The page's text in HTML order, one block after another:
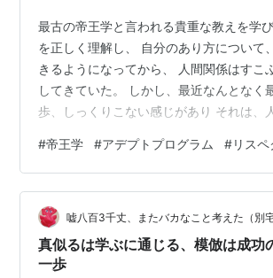
最古の帝王学と言われる貴重な教えを学
を正しく理解し、 自分のあり方について
きるようになってから、 人間関係はすこ
してきていた。 しかし、最近なんとなく
歩、しっくりこない感じがあり それは、
ないのかもしれないと思っていた。 先日
て瞑想をしていたら、ある言葉が浮かん
ペクト』 日本語に訳すと、「尊敬」とも
し意味合いが違うようだった。 尊敬とい
才能や経験、人格などに対して、 相手を
げて敬う気持ちを表すが、 リスペ…
#帝王学 #アデプトプログラム #リスペ
嘘八百3千丈、またバカなこと考えた（別宅
真似るは学ぶに通じる、模倣は成功
一歩